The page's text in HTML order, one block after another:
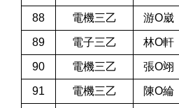
88 電機三乙 游O崴
89 電子三乙 林O軒
90 電機三乙 張O翊
91 電機三乙 陳O綸